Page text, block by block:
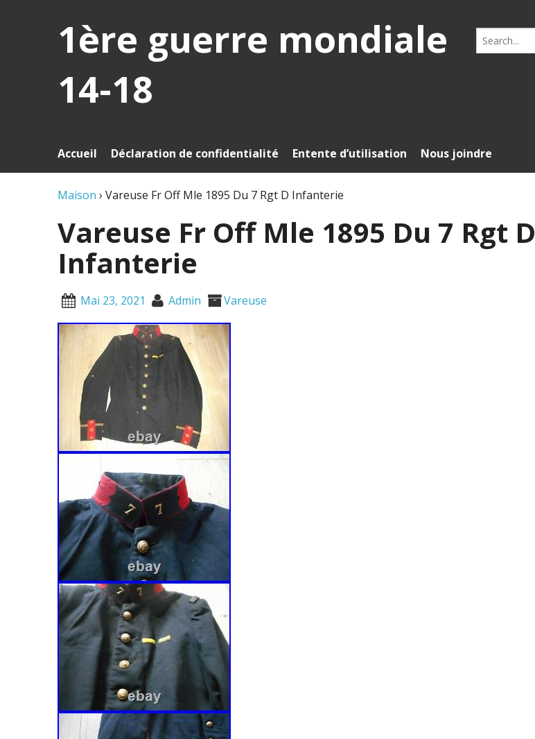
1ère guerre mondiale
14-18
Search
for:
Accueil Déclaration de confidentialité Entente d’utilisation Nous joindre
Maison › Vareuse Fr Off Mle 1895 Du 7 Rgt D Infanterie
Vareuse Fr Off Mle 1895 Du 7 Rgt D
Infanterie
Mai 23, 2021 Admin Vareuse